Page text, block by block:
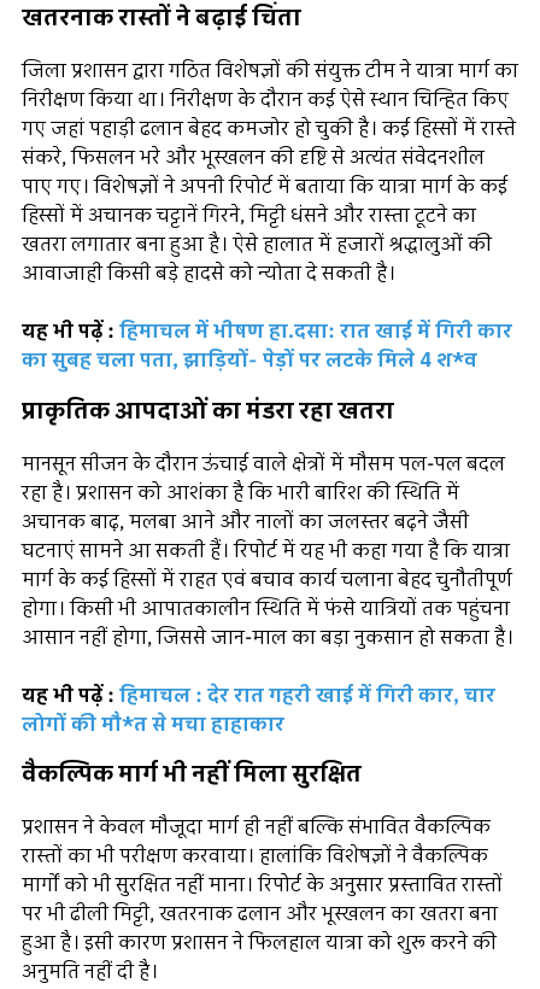
खतरनाक रास्तों ने बढ़ाई चिंता
जिला प्रशासन द्वारा गठित विशेषज्ञों की संयुक्त टीम ने यात्रा मार्ग का
निरीक्षण किया था। निरीक्षण के दौरान कई ऐसे स्थान चिन्हित किए
गए जहां पहाड़ी ढलान बेहद कमजोर हो चुकी है। कई हिस्सों में रास्ते
संकरे, फिसलन भरे और भूस्खलन की दृष्टि से अत्यंत संवेदनशील
पाए गए। विशेषज्ञों ने अपनी रिपोर्ट में बताया कि यात्रा मार्ग के कई
हिस्सों में अचानक चट्टानें गिरने, मिट्टी धंसने और रास्ता टूटने का
खतरा लगातार बना हुआ है। ऐसे हालात में हजारों श्रद्धालुओं की
आवाजाही किसी बड़े हादसे को न्योता दे सकती है।
यह भी पढ़ें : हिमाचल में भीषण हा.दसा: रात खाई में गिरी कार
का सुबह चला पता, झाड़ियों- पेड़ों पर लटके मिले 4 श*व
प्राकृतिक आपदाओं का मंडरा रहा खतरा
मानसून सीजन के दौरान ऊंचाई वाले क्षेत्रों में मौसम पल-पल बदल
रहा है। प्रशासन को आशंका है कि भारी बारिश की स्थिति में
अचानक बाढ़, मलबा आने और नालों का जलस्तर बढ़ने जैसी
घटनाएं सामने आ सकती हैं। रिपोर्ट में यह भी कहा गया है कि यात्रा
मार्ग के कई हिस्सों में राहत एवं बचाव कार्य चलाना बेहद चुनौतीपूर्ण
होगा। किसी भी आपातकालीन स्थिति में फंसे यात्रियों तक पहुंचना
आसान नहीं होगा, जिससे जान-माल का बड़ा नुकसान हो सकता है।
यह भी पढ़ें : हिमाचल : देर रात गहरी खाई में गिरी कार, चार
लोगों की मौ*त से मचा हाहाकार
वैकल्पिक मार्ग भी नहीं मिला सुरक्षित
प्रशासन ने केवल मौजूदा मार्ग ही नहीं बल्कि संभावित वैकल्पिक
रास्तों का भी परीक्षण करवाया। हालांकि विशेषज्ञों ने वैकल्पिक
मार्गों को भी सुरक्षित नहीं माना। रिपोर्ट के अनुसार प्रस्तावित रास्तों
पर भी ढीली मिट्टी, खतरनाक ढलान और भूस्खलन का खतरा बना
हुआ है। इसी कारण प्रशासन ने फिलहाल यात्रा को शुरू करने की
अनुमति नहीं दी है।